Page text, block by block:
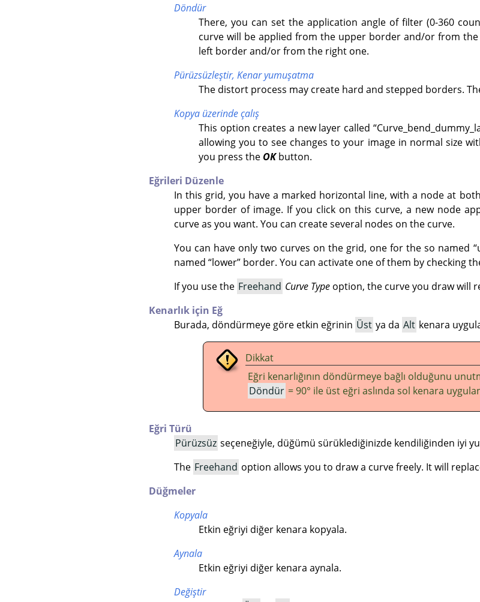
Döndür
There, you can set the application angle of filter (0-360
curve will be applied from the upper border and/or from
left border and/or from the right one.
Pürüzsüzleştir, Kenar yumuşatma
The distort process may create hard and stepped borders.
Kopya üzerinde çalış
This option creates a new layer called “
allowing you to see changes to your image in normal size
you press the OKbutton.
Eğrileri Düzenle
In this grid, you have a marked horizontal line, with a node at
upper border of image. If you click on this curve, a new node
curve as you want. You can create several nodes on the curve.
You can have only two curves on the grid, one for the so named “
named “lower”border. You can activate one of them by checking
If you use the Freehand Curve Typeoption, the curve you draw will
Kenarlık için Eğ
Burada, döndürmeye göre etkin eğrinin Üst ya da Alt kenara
Dikkat
Eğri kenarlığının döndürmeye bağlı olduğunu
Döndür = 90° ile üst eğri aslında sol kenara
Eğri Türü
Pürüzsüz seçeneğiyle, düğümü sürüklediğinizde kendiliğinden iyi
The Freehand option allows you to draw a curve freely. It will
Düğmeler
Kopyala
Etkin eğriyi diğer kenara kopyala.
Aynala
Etkin eğriyi diğer kenara aynala.
Değiştir